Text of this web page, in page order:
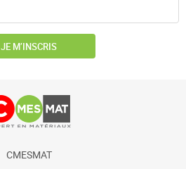
JE M’INSCRIS
CMESMAT